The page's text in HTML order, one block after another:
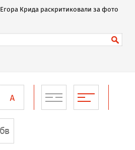
Егора Крида раскритиковали за фото